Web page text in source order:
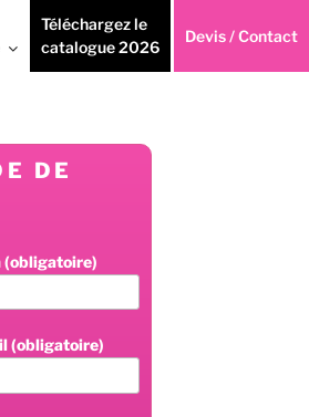
Téléchargez le
catalogue 2026
Devis / Contact
DE
(obligatoire)
(obligatoire)